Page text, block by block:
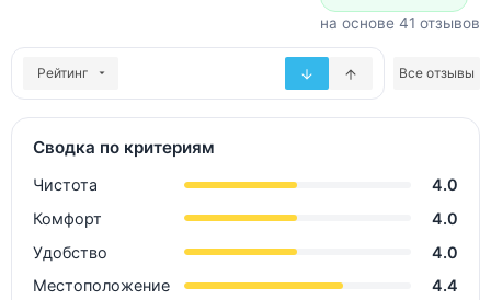
на основе 41 отзывов
Рейтинг Все отзывы
Сводка по критериям
Чистота
4.0
Комфорт
4.0
Удобство
4.0
Местоположение
4.4